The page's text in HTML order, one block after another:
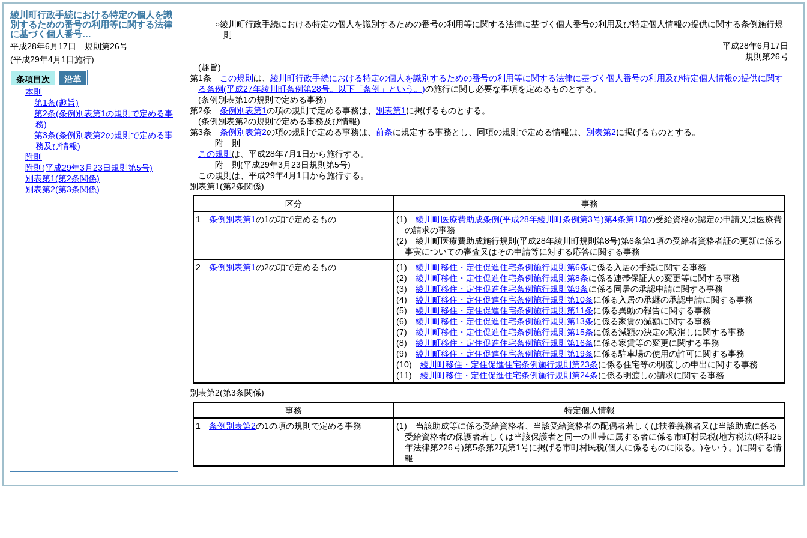
○綾川町行政手続における特定の個人を識別するための番号の利用等に関する法律に基づく個人番号の利用及び特定個人情報の提供に関する条例施行規
則
平成28年6月17日
規則第26号
(趣旨)
第1条
この規則 は、 綾川町行政手続における特定の個人を識別するための番号の利用等に関する法律に基づく個人番号の利用及び特定個人情報の提供に関す
る条例(平成27年綾川町条例第28号。以下「条例」という。)の施行に関し必要な事項を定めるものとする。
(条例別表第1の規則で定める事務)
第2条
条例別表第1の項の規則で定める事務は、 別表第1 に掲げるものとする。
(条例別表第2の規則で定める事務及び情報)
第3条
条例別表第2の項の規則で定める事務は、 前条に規定する事務とし、同項の規則で定める情報は、 別表第2に掲げるものとする。
附 則
この規則 は、平成28年7月1日から施行する。
附 則(平成29年3月23日規則第5号)
この規則は、平成29年4月1日から施行する。
別表第1(第2条関係)
区分
事務
1 条例別表第1の1の項で定めるもの (1) 綾川町医療費助成条例(平成28年綾川町条例第3号)第4条第1項の受給資格の認定の申請又は医療費
の請求の事務
(2) 綾川町医療費助成施行規則 (平成28年綾川町規則第8号)第6条第1項の受給者資格者証の更新に係る
事実についての審査又はその申請等に対する応答に関する事務
2 条例別表第1の2の項で定めるもの (1) 綾川町移住・定住促進住宅条例施行規則第6条に係る入居の手続に関する事務
(2)
綾川町移住・定住促進住宅条例施行規則第8条に係る連帯保証人の変更等に関する事務
(3)
綾川町移住・定住促進住宅条例施行規則第9条に係る同居の承認申請に関する事務
(4)
綾川町移住・定住促進住宅条例施行規則第10条に係る入居の承継の承認申請に関する事務
(5)
綾川町移住・定住促進住宅条例施行規則第11条に係る異動の報告に関する事務
(6)
綾川町移住・定住促進住宅条例施行規則第13条に係る家賃の減額に関する事務
(7)
綾川町移住・定住促進住宅条例施行規則第15条に係る減額の決定の取消しに関する事務
(8)
綾川町移住・定住促進住宅条例施行規則第16条に係る家賃等の変更に関する事務
(9)
綾川町移住・定住促進住宅条例施行規則第19条に係る駐車場の使用の許可に関する事務
(10)
綾川町移住・定住促進住宅条例施行規則第23条に係る住宅等の明渡しの申出に関する事務
(11)
綾川町移住・定住促進住宅条例施行規則第24条に係る明渡しの請求に関する事務
別表第2(第3条関係)
事務
特定個人情報
1 条例別表第2の1の項の規則で定める事務 (1) 当該助成等に係る受給資格者、当該受給資格者の配偶者若しくは扶養義務者又は当該助成に係る
受給資格者の保護者若しくは当該保護者と同一の世帯に属する者に係る市町村民税(地方税法(昭和25
年法律第226号)第5条第2項第1号に掲げる市町村民税(個人に係るものに限る。)をいう。)に関する情
報
綾川町行政手続における特定の個人を識
別するための番号の利用等に関する法律
に基づく個人番号…
平成28年6月17日 規則第26号
(平成29年4月1日施行)
条項目次
沿革
本則
第1条(趣旨)
第2条(条例別表第1の規則で定める事
務)
第3条(条例別表第2の規則で定める事
務及び情報)
附則
附則 (平成29年3月23日規則第5号)
別表第1(第2条関係)
別表第2(第3条関係)